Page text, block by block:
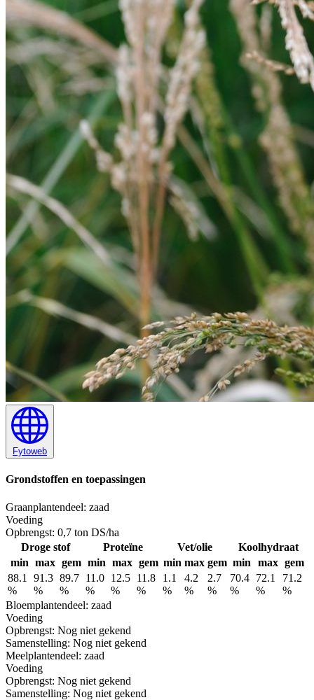
Fytoweb
Grondstoffen en toepassingen
Graanplantendeel: zaad
Voeding
Opbrengst: 0,7 ton DS/ha
Droge stof
Proteïne Vet/olie
Koolhydraat
min max gem min max gem min max gem min max gem
88.1
%
91.3
%
89.7
%
11.0
%
12.5
%
11.8
%
1.1
%
4.2
%
2.7
%
70.4
%
72.1
%
71.2
%
Bloemplantendeel: zaad
Voeding
Opbrengst: Nog niet gekend
Samenstelling: Nog niet gekend
Meelplantendeel: zaad
Voeding
Opbrengst: Nog niet gekend
Samenstelling: Nog niet gekend